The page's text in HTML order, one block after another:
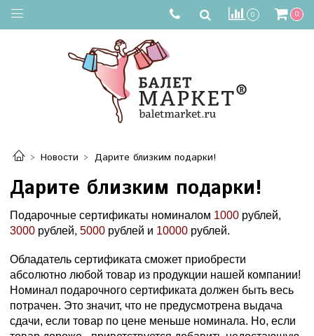
0 0
Новости Дарите близким подарки!
Дарите близким подарки!
Подарочные сертификаты номиналом 1000 рублей,
3000 рублей, 5000 рублей и 10000 рублей.
Обладатель сертификата сможет приобрести
абсолютно любой товар из продукции нашей компании!
Номинал подарочного сертификата должен быть весь
потрачен. Это значит, что не предусмотрена выдача
сдачи, если товар по цене меньше номинала. Но, если